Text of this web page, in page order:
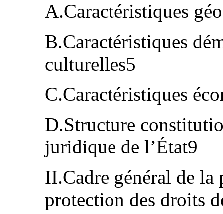
A.Caractéristiques
B.Caractéristiques
culturelles5
C.Caractéristiques
D.Structure
juridique de l’État9
II.Cadre général de la
protection des droits